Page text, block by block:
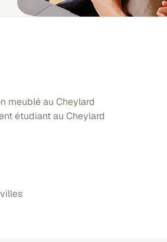
meublé au Cheylard
étudiant au Cheylard